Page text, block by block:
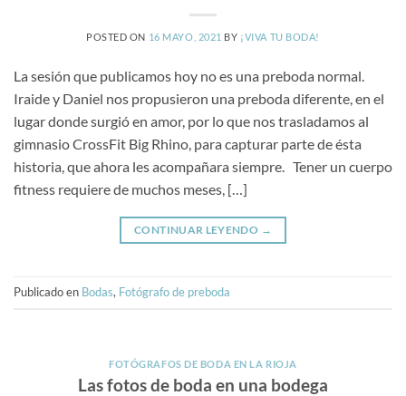
POSTED ON 16 MAYO, 2021 BY ¡VIVA TU BODA!
La sesión que publicamos hoy no es una preboda normal.
Iraide y Daniel nos propusieron una preboda diferente, en el
lugar donde surgió en amor, por lo que nos trasladamos al
gimnasio CrossFit Big Rhino, para capturar parte de ésta
historia, que ahora les acompañara siempre. Tener un cuerpo
fitness requiere de muchos meses, […]
CONTINUAR LEYENDO →
Publicado en Bodas, Fotógrafo de preboda
FOTÓGRAFOS DE BODA EN LA RIOJA
Las fotos de boda en una bodega